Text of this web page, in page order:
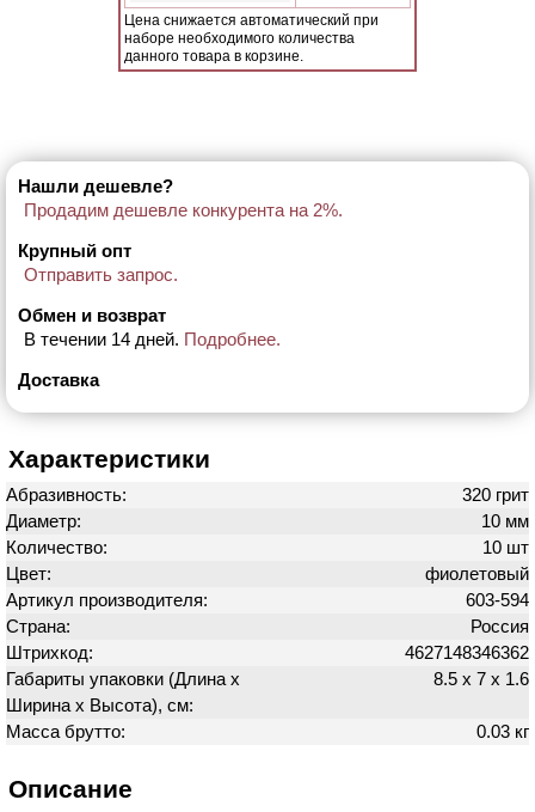
Цена снижается автоматический при
наборе необходимого количества
данного товара в корзине.
Нашли дешевле?
Продадим дешевле конкурента на 2%.
Крупный опт
Отправить запрос.
Обмен и возврат
В течении 14 дней. Подробнее.
Доставка
Характеристики
Абразивность:
320 грит
Диаметр:
10 мм
Количество:
10 шт
Цвет:
фиолетовый
Артикул производителя:
603-594
Страна:
Россия
Штрихкод:
4627148346362
Габариты упаковки (Длина х
Ширина х Высота), см:
8.5 х 7 х 1.6
Масса брутто: 0.03 кг
Описание